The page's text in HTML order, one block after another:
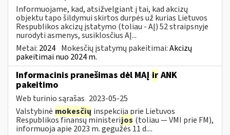
Informuojame, kad, atsižvelgiant į tai, kad akcizų
objektu tapo šildymui skirtos durpės už kurias Lietuvos
Respublikos akcizų įstatymo (toliau - AĮ) 52 straipsnyje
nurodyti asmenys, susiklosčius AĮ...
Metai: 2024 Mokesčių įstatymų pakeitimai:Akcizų
pakeitimai nuo 2024 m.
Informacinis pranešimas dėl MAĮ ir ANK
pakeitimo
Web turinio sąrašas 2023-05-25
Valstybinė mokesčių inspekcija prie Lietuvos
Respublikos finansų ministerijos (toliau — VMI prie FM),
informuoja apie 2023 m. gegužės 11 d....